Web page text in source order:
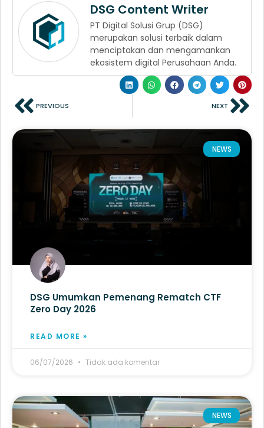
DSG Content Writer
PT Digital Solusi Grup (DSG)
merupakan solusi terbaik dalam
menciptakan dan mengamankan
ekosistem digital Perusahaan Anda.
PREVIOUS NEXT
NEWS
DSG Umumkan Pemenang Rematch CTF
Zero Day 2026
READ MORE »
06/07/2026 Tidak ada komentar
NEWS